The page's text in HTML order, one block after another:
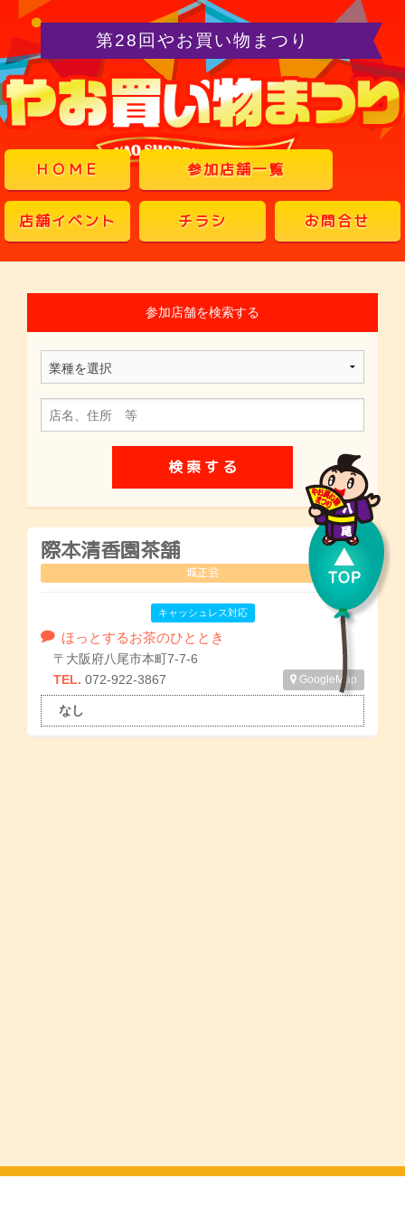
第28回やお買い物まつり
ＨＯＭＥ 参加店舗一覧
店舗イベント チラシ お問合せ
参加店舗を検索する
際本清香園茶舗
城正会
キャッシュレス対応
ほっとするお茶のひととき
〒大阪府八尾市本町7-7-6
GoogleMap
TEL. 072-922-3867
なし